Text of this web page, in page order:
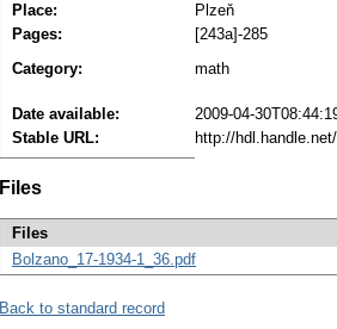
Place:
Plzeň
Pages:
[243a]-285
Category:
math
Date available:
2009-04-
Stable URL:
http://
Files
Files
Bolzano_17-1934-1_36.pdf
Back to standard record